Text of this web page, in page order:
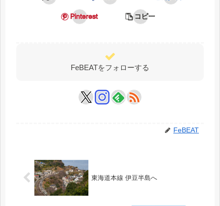
Pinterest コピー
FeBEATをフォローする
FeBEAT
東海道本線 伊豆半島へ